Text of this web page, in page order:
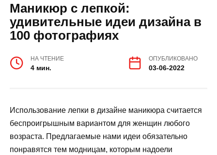
Маникюр с лепкой:
удивительные идеи дизайна в
100 фотографиях
НА ЧТЕНИЕ
4 мин.
ОПУБЛИКОВАНО
03-06-2022
Использование лепки в дизайне маникюра считается
беспроигрышным вариантом для женщин любого
возраста. Предлагаемые нами идеи обязательно
понравятся тем модницам, которым надоели